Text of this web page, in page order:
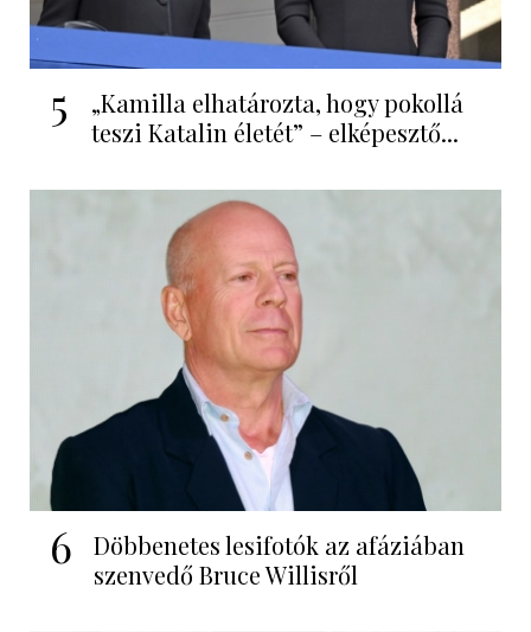
5
„Kamilla elhatározta, hogy pokollá
teszi Katalin életét” – elképesztő...
6
Döbbenetes lesifotók az afáziában
szenvedő Bruce Willisről